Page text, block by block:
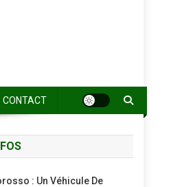
CONTACT
: Un Véhicule De